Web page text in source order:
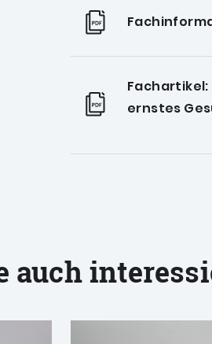
Fachartikel:
ernstes
auch